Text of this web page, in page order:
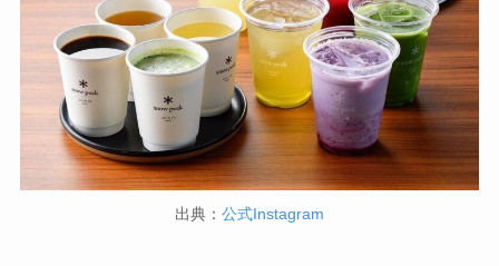
出典： 公式Instagram